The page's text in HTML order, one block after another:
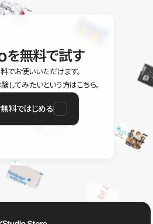
を無料で試す
でお使いいただけます。
してみたいという方はこちら。
料ではじめる